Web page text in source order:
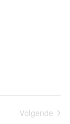
Volgende